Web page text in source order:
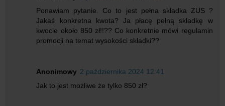
Ponawiam pytanie. Co to jest pełna składka ZUS ?
Jakaś konkretna kwota? Ja płacę pełną składkę w
kwocie około 850 zł!!?? Co konkretnie mówi regulamin
promocji na temat wysokości składki??
Anonimowy 2 października 2024 12:41
Jak to jest możliwe że tylko 850 zł?